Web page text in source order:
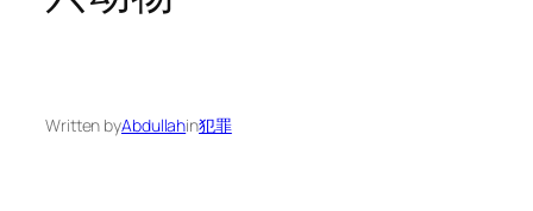
Written byAbdullahin犯罪